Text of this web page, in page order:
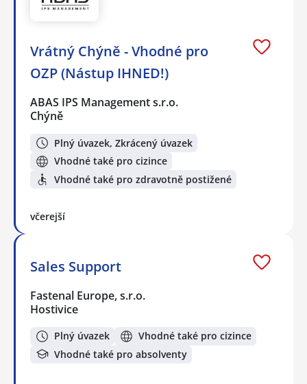
Vrátný Chýně - Vhodné pro
OZP (Nástup IHNED!)
ABAS IPS Management s.r.o.
Chýně
Plný úvazek, Zkrácený úvazek
Vhodné také pro cizince
Vhodné také pro zdravotně postižené
včerejší
Sales Support
Fastenal Europe, s.r.o.
Hostivice
Plný úvazek
Vhodné také pro cizince
Vhodné také pro absolventy